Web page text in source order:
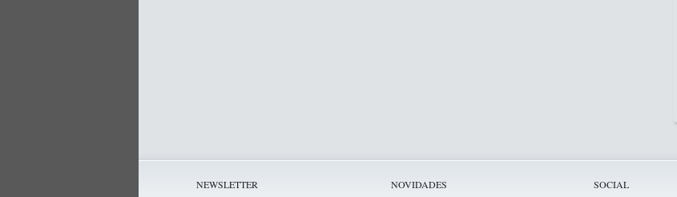
NEWSLETTER NOVIDADES SOCIAL